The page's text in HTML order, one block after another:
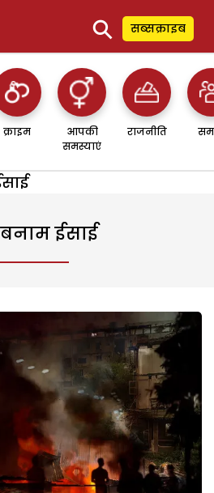
⚲ सब्सक्राइब
क्राइम
आपकी
समस्याएं
राजनीति
ईसाई